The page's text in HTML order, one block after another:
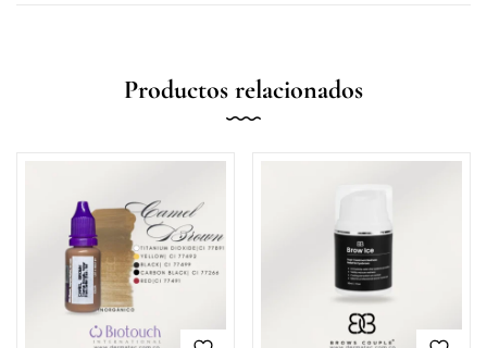
Productos relacionados